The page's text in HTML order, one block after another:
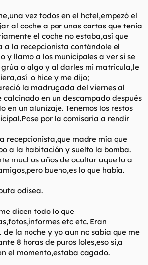
vez todos en el hotel,empezó el
al coche a por unas cartas que tenia
el coche no estaba,así que
a la recepcionista contándole el
y llamo a los municipales a ver si se
o algo y al darles mi matricula,le
lo hice y me dijo;
la madrugada del viernes al
en un descampado después
en un alunizaje. Tenemos los restos
por la comisaria a rendir
recepcionista,que madre mía que
a la habitación y suelto la bomba.
muchos años de ocultar aquello a
bueno,es lo que había.
odisea.
dicen todo lo que
etc etc. Eran
de la noche y yo aun no sabia que me
8 horas de puros loles,eso si,a
el momento,estaba cagado.